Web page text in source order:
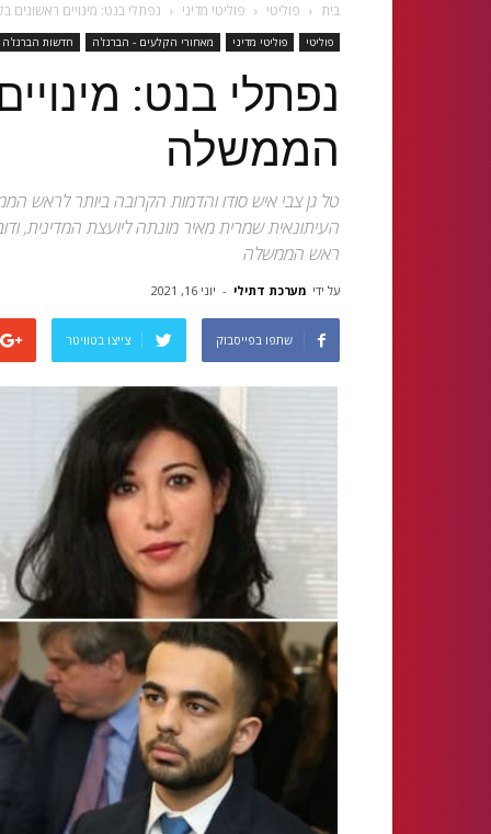
בית פוליטי פוליטי מדיני נפתלי בנט: מינויים
פוליטי פוליטי מדיני מאחורי הקלעים - הברנז'ה חדשות הברנז'ה
נפתלי בנט:
הממשלה
טל גן צבי איש סודו והדמות הקרובה ביותר לראש
העיתונאית שמרית מאיר מונתה ליועצת המדינית,
ראש הממשלה
על ידי מערכת דתילי - יוני 16, 2021
שתפו בפייסבוק צייצו בטוויטר